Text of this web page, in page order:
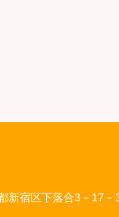
新宿区下落合3－17